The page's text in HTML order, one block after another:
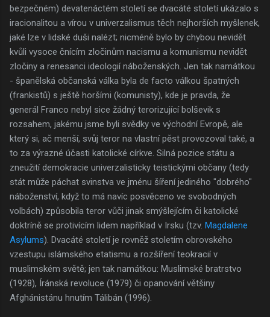
bezpečném) devatenáctém století se dvacáté století ukázalo s
iracionalitou a vírou v univerzalismus těch nejhorších myšlenek,
jaké lze v lidské duši nalézt; nicméně bylo by chybou nevidět
kvůli vysoce čnícím zločinům nacismu a komunismu nevidět
zločiny a renesanci ideologií náboženských. Jen tak namátkou
- španělská občanská válka byla de facto válkou špatných
(frankistů) s ještě horšími (komunisty), kde je pravda, že
generál Franco nebyl sice žádný terorizující bolševik s
rozsahem, jakému jsme byli svědky ve východní Evropě, ale
který si, ač menší, svůj teror na vlastní pěst provozoval také, a
to za výrazné účasti katolické církve. Silná pozice státu a
zneužití demokracie univerzalisticky teistickými občany (tedy
stát může páchat svinstva ve jménu šíření jediného "dobrého"
náboženství, když to má navíc posvěceno ve svobodných
volbách) způsobila teror vůči jinak smýšlejícím či katolické
doktríně se protivícím lidem například v Irsku (tzv. Magdalene
Asylums). Dvacáté století je rovněž stoletím obrovského
vzestupu islámského etatismu a rozšíření teokracií v
muslimském světě; jen tak namátkou: Muslimské bratrstvo
(1928), Íránská revoluce (1979) či opanování většiny
Afghánistánu hnutím Tálibán (1996).